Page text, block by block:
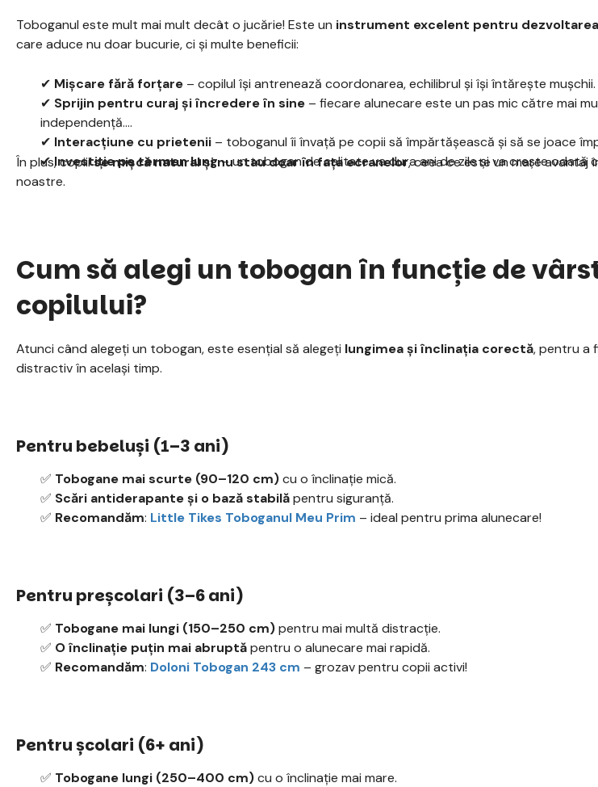
Toboganul este mult mai mult decât o jucărie! Este un instrument excelent pentru
care aduce nu doar bucurie, ci și multe beneficii:
✔ Mișcare fără forțare – copilul își antrenează coordonarea, echilibrul și își întărește mușchii.
✔ Sprijin pentru curaj și încredere în sine – fiecare alunecare este un pas mic către mai
independență.
✔ Interacțiune cu prietenii – toboganul îi învață pe copii să împărtășească și să se joace
✔Investiție pe termen lung– un tobogan de calitate va dura ani de zile și va crește odată
În plus, copiiise mișcă natural și nu stau doar în fața ecranelor, ceea ce este un mare avantaj
noastre.
Cum să alegi un tobogan în funcție de
copilului?
Atunci când alegeți un tobogan, este esențial să alegeți lungimea și înclinația corectă, pentru a
distractiv în același timp.
Pentru bebeluși (1–3 ani)
✅ Tobogane mai scurte (90–120 cm)cu o înclinație mică.
✅ Scări antiderapante și o bază stabilăpentru siguranță.
✅ Recomandăm: Little Tikes Toboganul Meu Prim – ideal pentru prima alunecare!
Pentru preșcolari (3–6 ani)
✅ Tobogane mai lungi (150–250 cm)pentru mai multă distracție.
✅ O înclinație puțin mai abruptăpentru o alunecare mai rapidă.
✅ Recomandăm: Doloni Tobogan 243 cm – grozav pentru copii activi!
Pentru școlari (6+ ani)
✅ Tobogane lungi (250–400 cm)cu o înclinație mai mare.